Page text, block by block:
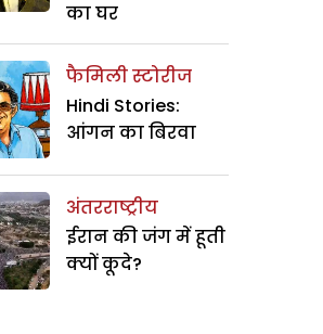
का घर
फैमिली स्टोरीज
Hindi Stories:
आंगन का बिरवा
अंतरराष्ट्रीय
ईरान की जंग में हूती
क्यों कूदे?